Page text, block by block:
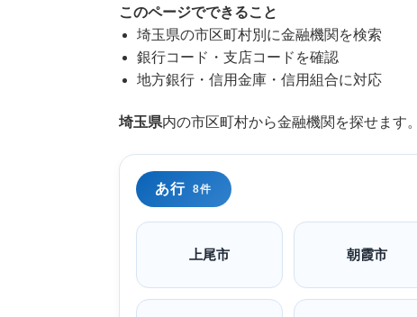
このページでできること
埼玉県の市区町村別に金融機関を検索
銀行コード・支店コードを確認
地方銀行・信用金庫・信用組合に対応
埼玉県内の市区町村から金融機関を探せます。
あ行 8件
上尾市 朝霞市